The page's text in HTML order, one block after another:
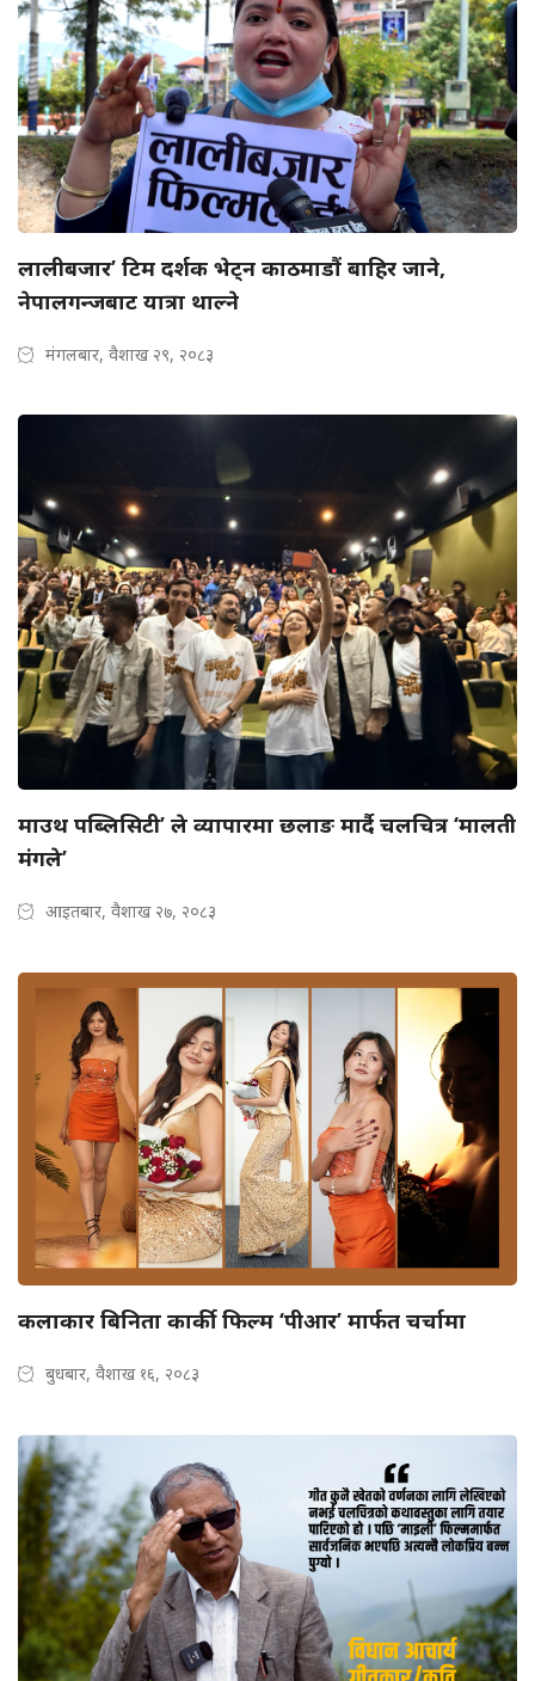
लालीबजार’ टिम दर्शक भेट्न काठमाडौं बाहिर जाने,
नेपालगन्जबाट यात्रा थाल्ने
मंगलबार, वैशाख २९, २०८३
माउथ पब्लिसिटी’ ले व्यापारमा छलाङ मार्दै चलचित्र ‘मालती
मंगले’
आइतबार, वैशाख २७, २०८३
कलाकार बिनिता कार्की फिल्म ‘पीआर’ मार्फत चर्चामा
बुधबार, वैशाख १६, २०८३